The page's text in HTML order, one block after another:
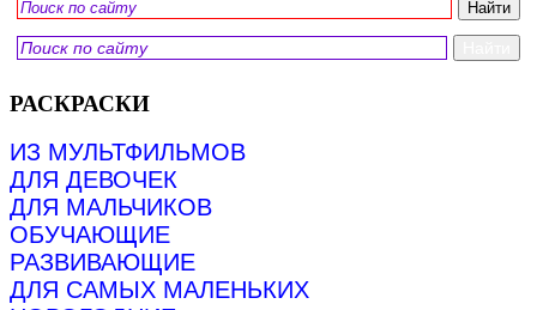
РАСКРАСКИ
ИЗ МУЛЬТФИЛЬМОВ
ДЛЯ ДЕВОЧЕК
ДЛЯ МАЛЬЧИКОВ
ОБУЧАЮЩИЕ
РАЗВИВАЮЩИЕ
ДЛЯ САМЫХ МАЛЕНЬКИХ